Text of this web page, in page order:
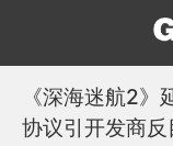
《深海迷航2
协议引开发商